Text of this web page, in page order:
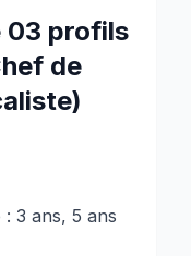
03 profils
de
3 ans, 5 ans